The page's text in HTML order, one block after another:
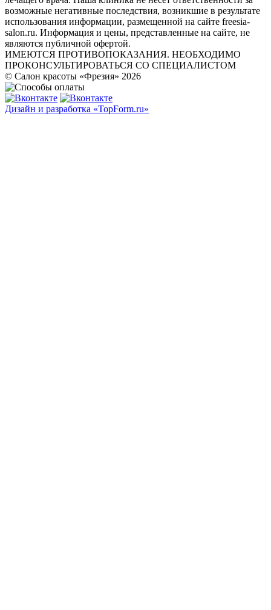
возможные негативные последствия, возникшие в результате
использования информации, размещенной на сайте freesia-
salon.ru. Информация и цены, представленные на сайте, не
являются публичной офертой.
ИМЕЮТСЯ ПРОТИВОПОКАЗАНИЯ. НЕОБХОДИМО
ПРОКОНСУЛЬТИРОВАТЬСЯ СО СПЕЦИАЛИСТОМ
© Салон красоты «Фрезия» 2026
Дизайн и разработка «TopForm.ru»